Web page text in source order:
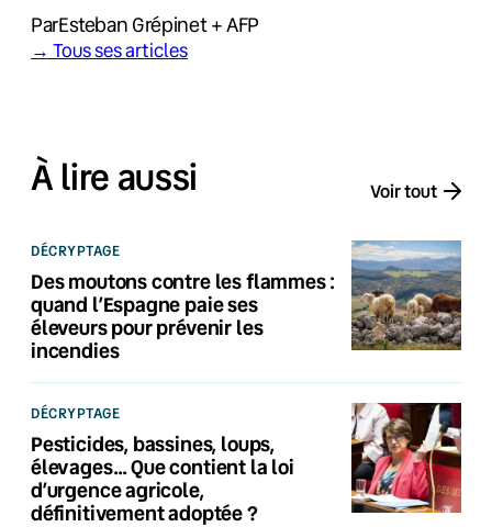
ParEsteban Grépinet + AFP
→ Tous ses articles
À lire aussi Voir tout
DÉCRYPTAGE
Des moutons contre les flammes :
quand l’Espagne paie ses
éleveurs pour prévenir les
incendies
DÉCRYPTAGE
Pesticides, bassines, loups,
élevages… Que contient la loi
d’urgence agricole,
définitivement adoptée ?